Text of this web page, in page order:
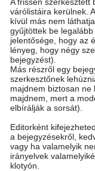
várólistáira kerülnek.
kívül más nem
gyűjtöttek be
jelentősége, hogy az
lényeg, hogy négy
bejegyzést).
Más részről egy
szerkesztőnek
majdnem biztosan
majdnem, mert a
elbírálják a sorsát).
Editorként
a bejegyzésekről,
vagy ha valamelyik
irányelvek
klotyón.